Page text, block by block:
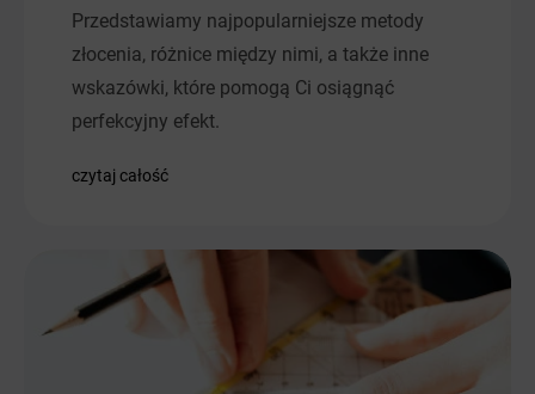
Przedstawiamy najpopularniejsze metody
złocenia, różnice między nimi, a także inne
wskazówki, które pomogą Ci osiągnąć
perfekcyjny efekt.
czytaj całość